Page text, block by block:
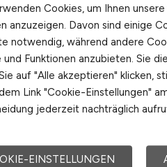
Cookies, um Ihnen
anzuzeigen. Davon sind einige
notwendig, während andere
und Funktionen anzubieten. Sie
auf "Alle akzeptieren" klicken,
Link "Cookie-Einstellungen"
jederzeit nachträglich
EINSTELLUNGEN